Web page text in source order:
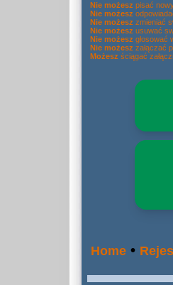
Nie możesz pisać
Nie możesz
Nie możesz zmieniać
Nie możesz usuwać
Nie możesz głosować
Nie możesz załączać
Możesz ściągać
Home •